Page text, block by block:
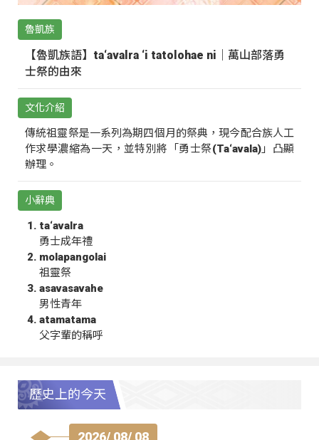
魯凱族
【魯凱族語】ta‘avalra ‘i tatolohae ni｜萬山部落勇
士祭的由來
文化介紹
傳統祖靈祭是一系列為期四個月的祭典，現今配合族人工
作求學濃縮為一天，並特別將「勇士祭(Ta‘avala)」凸顯
辦理。
小辭典
ta‘avalra
勇士成年禮
molapangolai
祖靈祭
asavasavahe
男性青年
atamatama
父字輩的稱呼
歷史上的今天
2026/ 08/ 08